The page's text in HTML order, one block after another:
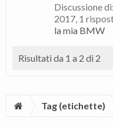
Discussione di:
2017, 1
la mia BMW
Risultati da 1 a 2 di 2
Tag (etichette)